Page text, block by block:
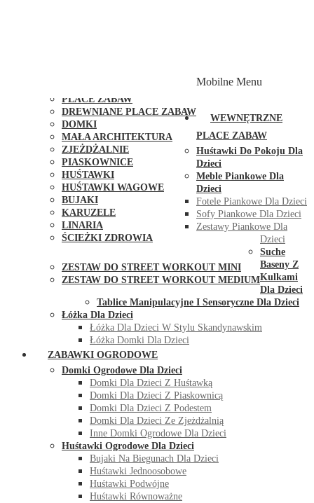
PLACE ZABAW
DREWNIANE PLACE ZABAW
DOMKI
MAŁA ARCHITEKTURA
ZJEŻDŻALNIE
PIASKOWNICE
HUŚTAWKI
HUŚTAWKI WAGOWE
BUJAKI
KARUZELE
LINARIA
ŚCIEŻKI ZDROWIA
ZESTAW DO STREET WORKOUT MINI
ZESTAW DO STREET WORKOUT MEDIUM
Mobilne Menu
WEWNĘTRZNE
PLACE ZABAW
Huśtawki Do Pokoju Dla
Dzieci
Meble Piankowe Dla
Dzieci
Fotele Piankowe Dla Dzieci
Sofy Piankowe Dla Dzieci
Zestawy Piankowe Dla
Dzieci
Suche
Baseny Z
Kulkami
Dla Dzieci
Tablice Manipulacyjne I Sensoryczne Dla Dzieci
Łóżka Dla Dzieci
Łóżka Dla Dzieci W Stylu Skandynawskim
Łóżka Domki Dla Dzieci
ZABAWKI OGRODOWE
Domki Ogrodowe Dla Dzieci
Domki Dla Dzieci Z Huśtawką
Domki Dla Dzieci Z Piaskownicą
Domki Dla Dzieci Z Podestem
Domki Dla Dzieci Ze Zjeżdżalnią
Inne Domki Ogrodowe Dla Dzieci
Huśtawki Ogrodowe Dla Dzieci
Bujaki Na Biegunach Dla Dzieci
Huśtawki Jednoosobowe
Huśtawki Podwójne
Huśtawki Równoważne